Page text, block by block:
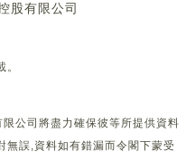
有限公司
公司將盡力確保彼等所提供資料
無誤,資料如有錯漏而令閣下蒙受